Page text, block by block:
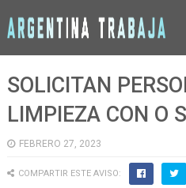
SOLICITAN
LIMPIEZA CON O
FEBRERO 27, 2023
COMPARTIR ESTE AVISO: